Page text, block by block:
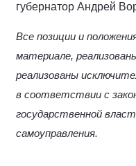
губернатор Андрей
Все позиции и
материале,
реализованы
в соответствии с
государственной
самоуправления.